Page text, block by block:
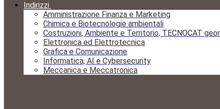
Indirizzi
Amministrazione Finanza e Marketing
Chimica e Biotecnologie ambientali
Costruzioni, Ambiente e Territorio, TECNOCAT
Elettronica ed Elettrotecnica
Grafica e Comunicazione
Informatica, AI e Cybersecurity
Meccanica e Meccatronica